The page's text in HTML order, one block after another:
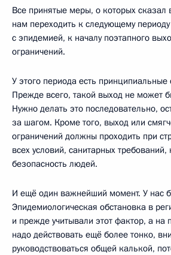
Все принятые меры, о которых
нам переходить к следующему
с эпидемией, к началу поэтапного
ограничений.
У этого периода есть принципиальные
Прежде всего, такой выход не может
Нужно делать это последовательно,
за шагом. Кроме того, выход или
ограничений должны проходить при
всех условий, санитарных
безопасность людей.
И ещё один важнейший момент. У нас
Эпидемиологическая обстановка в
и прежде учитывали этот фактор, а на
надо действовать ещё более тонко,
руководствоваться общей калькой,